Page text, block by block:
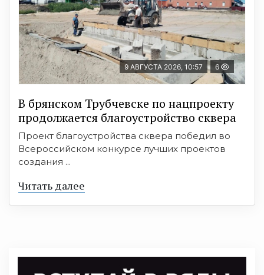
9 АВГУСТА 2026, 10:57 6
В брянском Трубчевске по нацпроекту
продолжается благоустройство сквера
Проект благоустройства сквера победил во
Всероссийском конкурсе лучших проектов
создания ...
Читать далее